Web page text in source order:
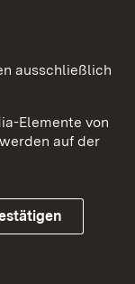
ausschließlich
Elemente von
auf der